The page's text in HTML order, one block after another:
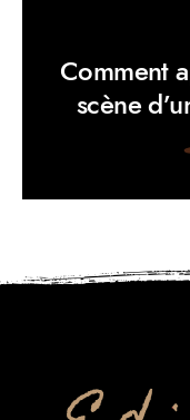
Comment
scène